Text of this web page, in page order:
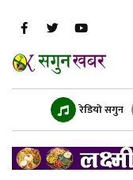
रेडियो सगुन